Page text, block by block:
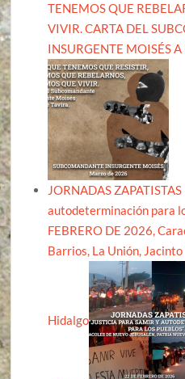
TENEMOS QUE
VIVIR. CARTA DEL
INSURGENTE MOISÉS
JORNADAS
autodeterminación para
FEBRERO DE 2026,
Barrios, La Unión,
Hidalgo